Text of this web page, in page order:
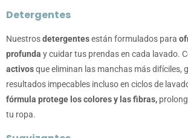
Detergentes
Nuestrosdetergentesestán formulados para
profunda y cuidar tus prendas en cada lavado.
activosque eliminan las manchas más difíciles,
resultados impecables incluso en ciclos de
fórmula protege los colores y las fibras,
tu ropa.